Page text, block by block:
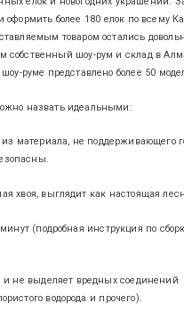
оформить более 180 елок по всему
товаром остались
собственный шоу-рум и склад в
руме представлено более 50
назвать идеальными:
материала, не поддерживающего
хвоя, выглядит как настоящая
(подробная инструкция по
и не выделяет вредных соединений
водорода и прочего).